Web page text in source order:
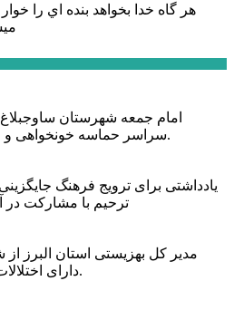
هر گاه خدا بخواهد بنده اي را
امام جمعه شهرستان
سراسر حماسه خونخواهی و مرگ بر آمریکا و اسرائیل بود.
یادداشتی برای ترویج فرهنگ
ترحیم با مشارکت در
دارای اختلالات بینایی در این استان خبر داد.